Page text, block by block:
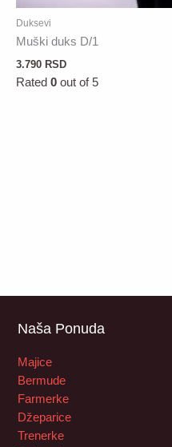
Duksevi
Muški duks D/1
3.790 RSD
Rated 0 out of 5
Naša Ponuda
Majice
Bermude
Farmerke
Džeparice
Trenerke